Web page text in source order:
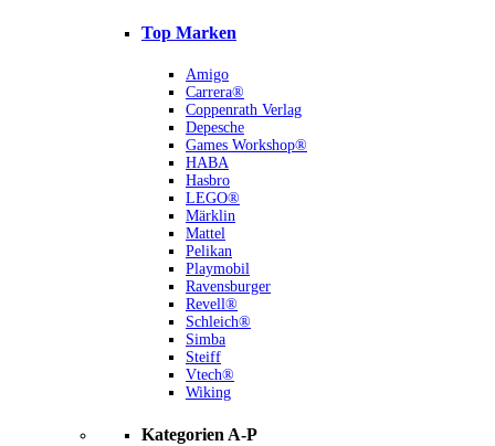
Top Marken
Amigo
Carrera®
Coppenrath Verlag
Depesche
Games Workshop®
HABA
Hasbro
LEGO®
Märklin
Mattel
Pelikan
Playmobil
Ravensburger
Revell®
Schleich®
Simba
Steiff
Vtech®
Wiking
Kategorien A-P